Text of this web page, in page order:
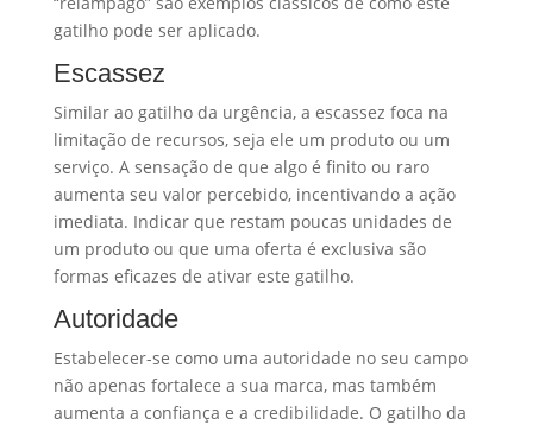
gatilho pode ser aplicado.
Escassez
Similar ao gatilho da urgência, a escassez foca na
limitação de recursos, seja ele um produto ou um
serviço. A sensação de que algo é finito ou raro
aumenta seu valor percebido, incentivando a ação
imediata. Indicar que restam poucas unidades de
um produto ou que uma oferta é exclusiva são
formas eficazes de ativar este gatilho.
Autoridade
Estabelecer-se como uma autoridade no seu campo
não apenas fortalece a sua marca, mas também
aumenta a confiança e a credibilidade. O gatilho da